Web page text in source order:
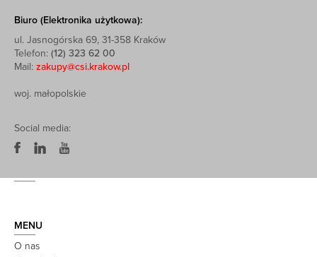
Biuro (Elektronika użytkowa):
ul. Jasnogórska 69, 31-358 Kraków
Telefon: (12) 323 62 00
Mail: zakupy@csi.krakow.pl
woj. małopolskie
Social media:
MENU
O nas